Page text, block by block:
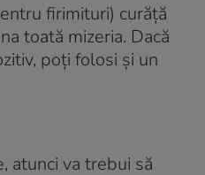
firimituri) curăță
toată mizeria. Dacă
poți folosi și un
atunci va trebui să